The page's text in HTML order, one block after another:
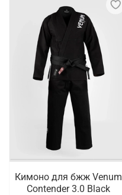
Кимоно для бжж Venum
Contender 3.0 Black